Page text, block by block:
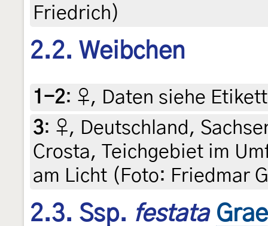
Friedrich)
2.2. Weibchen
1-2: ♀, Daten siehe
3: ♀, Deutschland,
Crosta, Teichgebiet im
am Licht (Foto: Friedmar
2.3. Ssp. festata